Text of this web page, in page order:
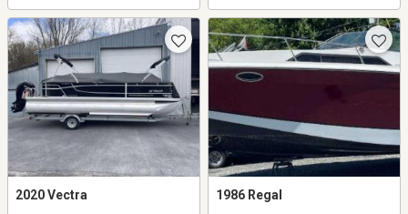
2020 Vectra 1986 Regal